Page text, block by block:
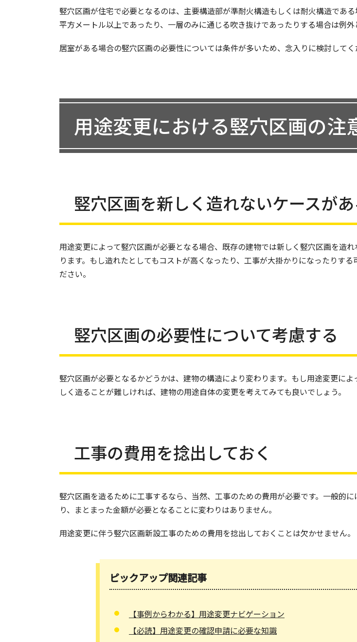
竪穴区画が住宅で必要となるのは、主要構造部が準耐火構造もしくは耐火構造であ
平方メートル以上であったり、一層のみに通じる吹き抜けであったりする場合は例外
居室がある場合の竪穴区画の必要性については条件が多いため、念入りに検討してく
用途変更における竪穴区画の注
竪穴区画を新しく造れないケースが
用途変更によって竪穴区画が必要となる場合、既存の建物では新しく竪穴区画を造
ります。もし造れたとしてもコストが高くなったり、工事が大掛かりになったりす
ださい。
竪穴区画の必要性について考慮する
竪穴区画が必要となるかどうかは、建物の構造により変わります。もし用途変更に
しく造ることが難しければ、建物の用途自体の変更を考えてみても良いでしょう。
工事の費用を捻出しておく
竪穴区画を造るために工事するなら、当然、工事のための費用が必要です。一般的
り、まとまった金額が必要となることに変わりはありません。
用途変更に伴う竪穴区画新設工事のための費用を捻出しておくことは欠かせません。
ピックアップ関連記事
【事例からわかる】用途変更ナビゲーション
【必読】用途変更の確認申請に必要な知識